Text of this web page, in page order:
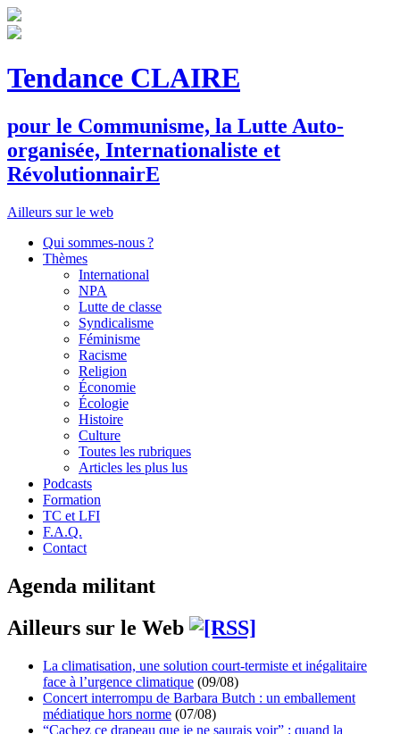
Tendance CLAIRE
pour le Communisme, la Lutte Auto-
organisée, Internationaliste et
RévolutionnairE
Ailleurs sur le web
Qui sommes-nous ?
Thèmes
International
NPA
Lutte de classe
Syndicalisme
Féminisme
Racisme
Religion
Économie
Écologie
Histoire
Culture
Toutes les rubriques
Articles les plus lus
Podcasts
Formation
TC et LFI
F.A.Q.
Contact
Agenda militant
Ailleurs sur le Web
La climatisation, une solution court-termiste et inégalitaire
face à l’urgence climatique (09/08)
Concert interrompu de Barbara Butch : un emballement
médiatique hors norme (07/08)
“Cachez ce drapeau que je ne saurais voir” : quand la